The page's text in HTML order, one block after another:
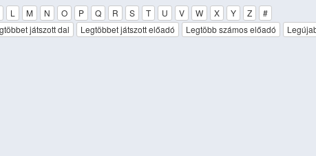
L M N O P Q R S T U V W X Y Z
#
játszott dal Legtöbbet játszott előadó Legtöbb számos előadó